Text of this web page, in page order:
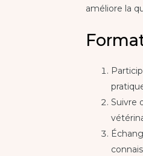
améliore la
Suivre